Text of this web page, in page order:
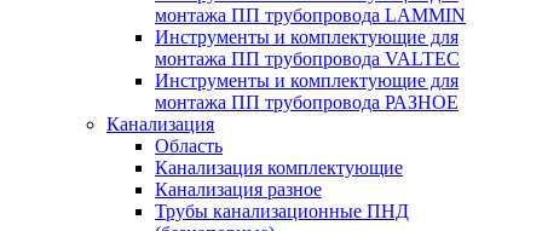
монтажа ПП трубопровода LAMMIN
Инструменты и комплектующие для
монтажа ПП трубопровода VALTEC
Инструменты и комплектующие для
монтажа ПП трубопровода РАЗНОЕ
Канализация
Область
Канализация комплектующие
Канализация разное
Трубы канализационные ПНД